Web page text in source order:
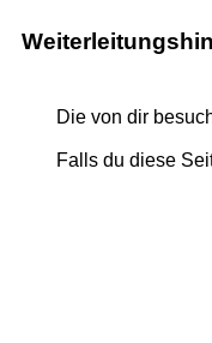
Die von dir
Falls du diese